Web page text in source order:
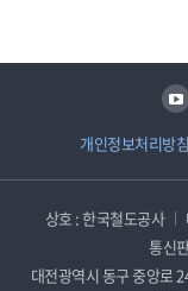
개인정보처리방침
유튜브
상호 : 한국철도공사
통신
대전광역시 동구 중앙로